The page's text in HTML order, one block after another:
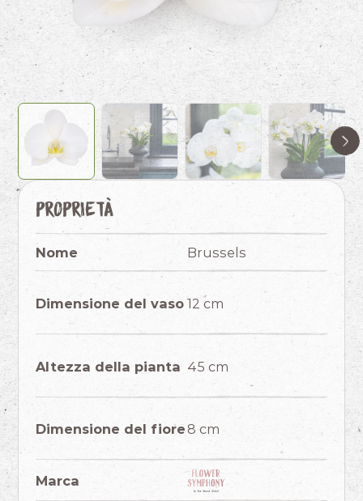
Proprietà
Nome Brussels
Dimensione del vaso 12 cm
Altezza della pianta 45 cm
Dimensione del fiore8 cm
Marca